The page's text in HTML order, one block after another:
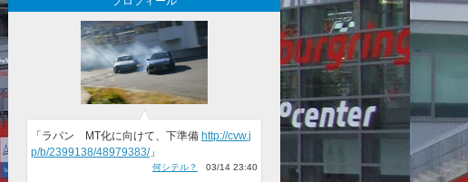
「ラパン MT化に向けて、下準備 http://cvw.j
p/b/2399138/48979383/」
何シテル？ 03/14 23:40